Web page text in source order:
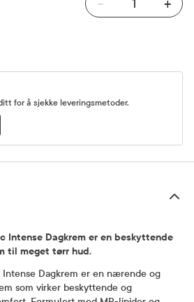
- +
for å sjekke leveringsmetoder.
Intense Dagkrem er en beskyttende
til meget tørr hud.
Intense Dagkrem er en nærende og
som virker beskyttende og